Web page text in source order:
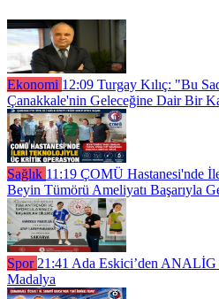
Ekonomi 12:09 Turgay Kılıç: "Bu
Çanakkale'nin Geleceğine Dair Bir
Sağlık 11:19 ÇOMÜ Hastanesi'nde
Beyin Tümörü Ameliyatı Başarıyla
Spor 21:41 Ada Eskici’den ANALİG
Madalya